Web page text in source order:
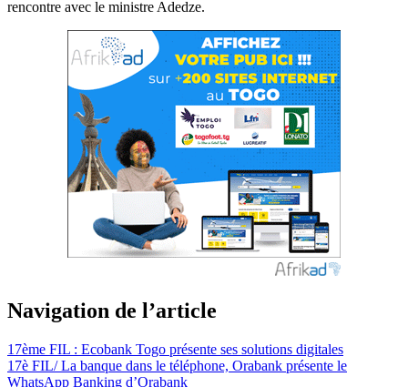
rencontre avec le ministre Adedze.
Navigation de l’article
17ème FIL : Ecobank Togo présente ses solutions digitales
17è FIL/ La banque dans le téléphone, Orabank présente le
WhatsApp Banking d’Orabank